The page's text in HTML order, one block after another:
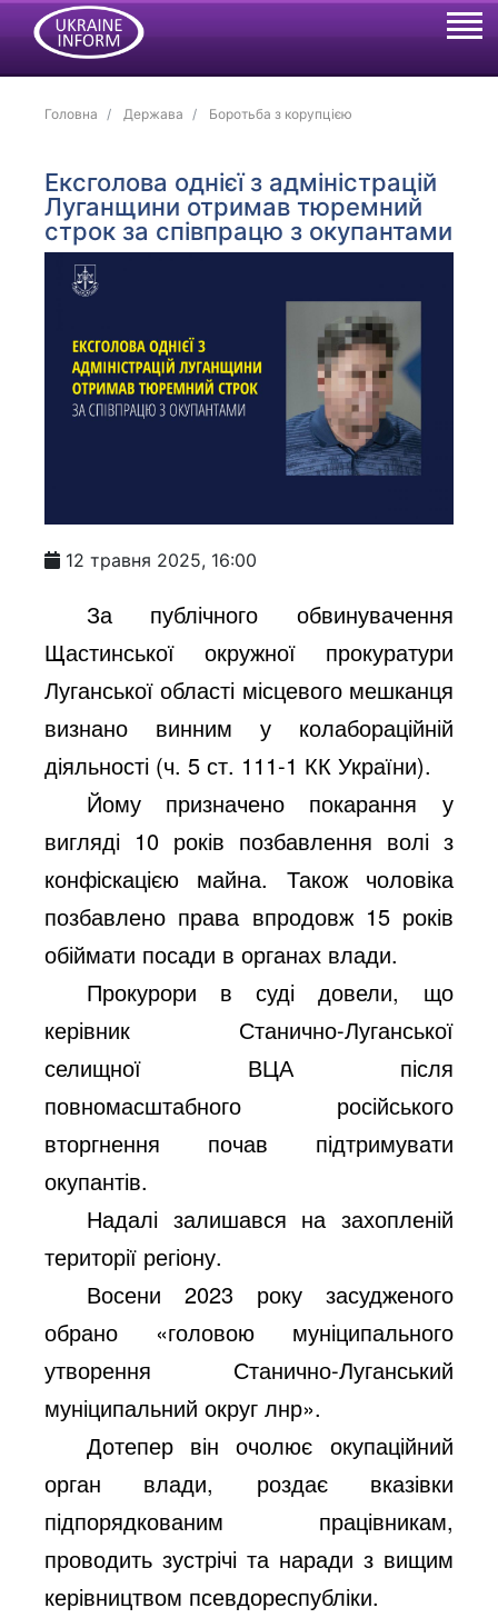
Головна Держава Боротьба з корупцією
Ексголова однієї з адміністрацій
Луганщини отримав тюремний
строк за співпрацю з окупантами
12 травня 2025, 16:00
За публічного обвинувачення
Щастинської окружної прокуратури
Луганської області місцевого мешканця
визнано винним у колабораційній
діяльності (ч. 5 ст. 111-1 КК України).
Йому призначено покарання у
вигляді 10 років позбавлення волі з
конфіскацією майна. Також чоловіка
позбавлено права впродовж 15 років
обіймати посади в органах влади.
Прокурори в суді довели, що
керівник Станично-Луганської
селищної ВЦА після
повномасштабного російського
вторгнення почав підтримувати
окупантів.
Надалі залишався на захопленій
території регіону.
Восени 2023 року засудженого
обрано «головою муніципального
утворення Станично-Луганський
муніципальний округ лнр».
Дотепер він очолює окупаційний
орган влади, роздає вказівки
підпорядкованим працівникам,
проводить зустрічі та наради з вищим
керівництвом псевдореспубліки.